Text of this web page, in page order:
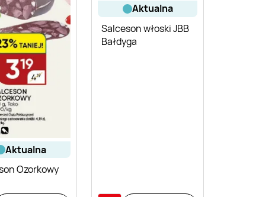
aktualna
Ozorkowy
aktualna
Salceson włoski JBB
Bałdyga